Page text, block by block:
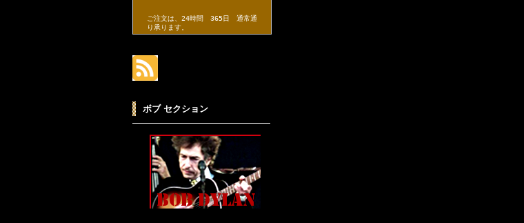
ご注文は、24時間 365日 通常通
り承ります。
ボブ セクション